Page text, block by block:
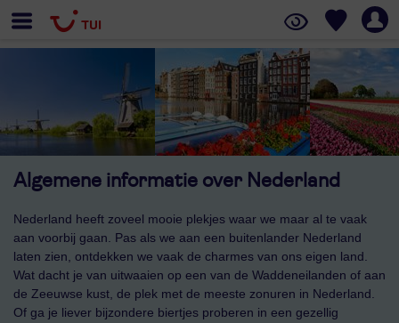
Algemene informatie over Nederland
Nederland heeft zoveel mooie plekjes waar we maar al te vaak
aan voorbij gaan. Pas als we aan een buitenlander Nederland
laten zien, ontdekken we vaak de charmes van ons eigen land.
Wat dacht je van uitwaaien op een van de Waddeneilanden of aan
de Zeeuwse kust, de plek met de meeste zonuren in Nederland.
Of ga je liever bijzondere biertjes proberen in een gezellig